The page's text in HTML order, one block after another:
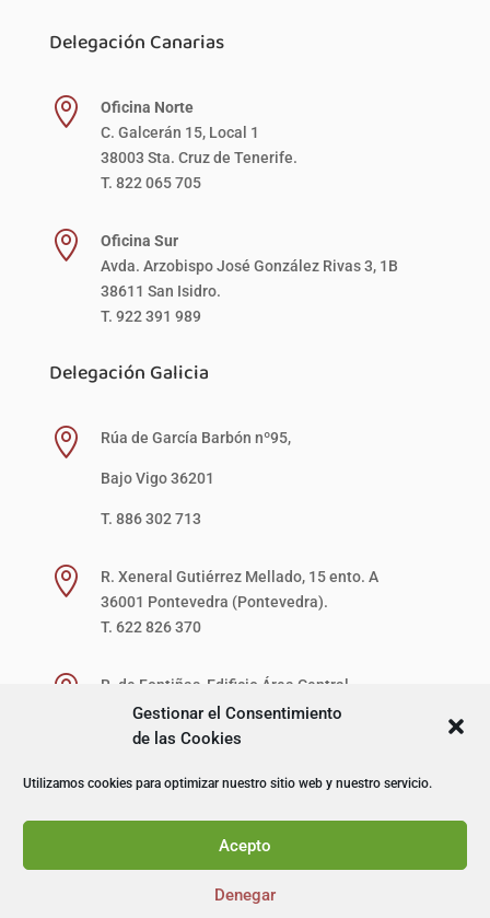
Gestionar el Consentimiento
de las Cookies
Utilizamos cookies para optimizar nuestro sitio web y nuestro servicio.
Acepto
Denegar
Delegación Canarias

Oficina Norte
C. Galcerán 15, Local 1
38003 Sta. Cruz de Tenerife.
T. 822 065 705

Oficina Sur
Avda. Arzobispo José González Rivas 3, 1B
38611 San Isidro.
T. 922 391 989
Delegación Galicia
 Rúa de García Barbón nº95,
Bajo Vigo 36201
T. 886 302 713

R. Xeneral Gutiérrez Mellado, 15 ento. A
36001 Pontevedra (Pontevedra).
T. 622 826 370

R. de Fontiñas, Edificio Área Central,
1ª Planta, Local 27-D (zona verde)
15707 Santiago de Compostela (A Coruña).